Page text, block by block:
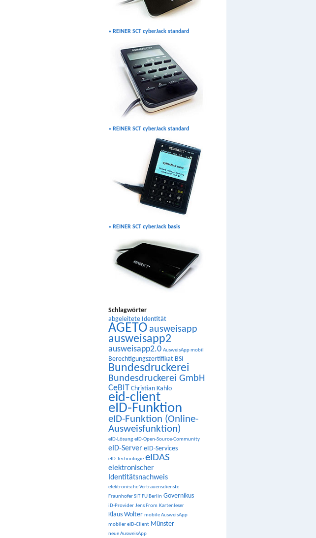
» REINER SCT cyberJack standard
» REINER SCT cyberJack standard
» REINER SCT cyberJack basis
Schlagwörter
abgeleitete Identität
AGETO ausweisapp
ausweisapp2
ausweisapp2.0 AusweisApp mobil
Berechtigungszertifikat BSI
Bundesdruckerei
Bundesdruckerei GmbH
CeBIT Christian Kahlo
eid-client
eID-Funktion
eID-Funktion (Online-
Ausweisfunktion)
eID-Lösung eID-Open-Source-Community
eID-Server eID-Services
eID-Technologie eIDAS
elektronischer
Identitätsnachweis
elektronische Vertrauensdienste
Fraunhofer SIT FU Berlin Governikus
iD-Provider Jens From Kartenleser
Klaus Wolter mobile AusweisApp
mobiler eID-Client Münster
neue AusweisApp